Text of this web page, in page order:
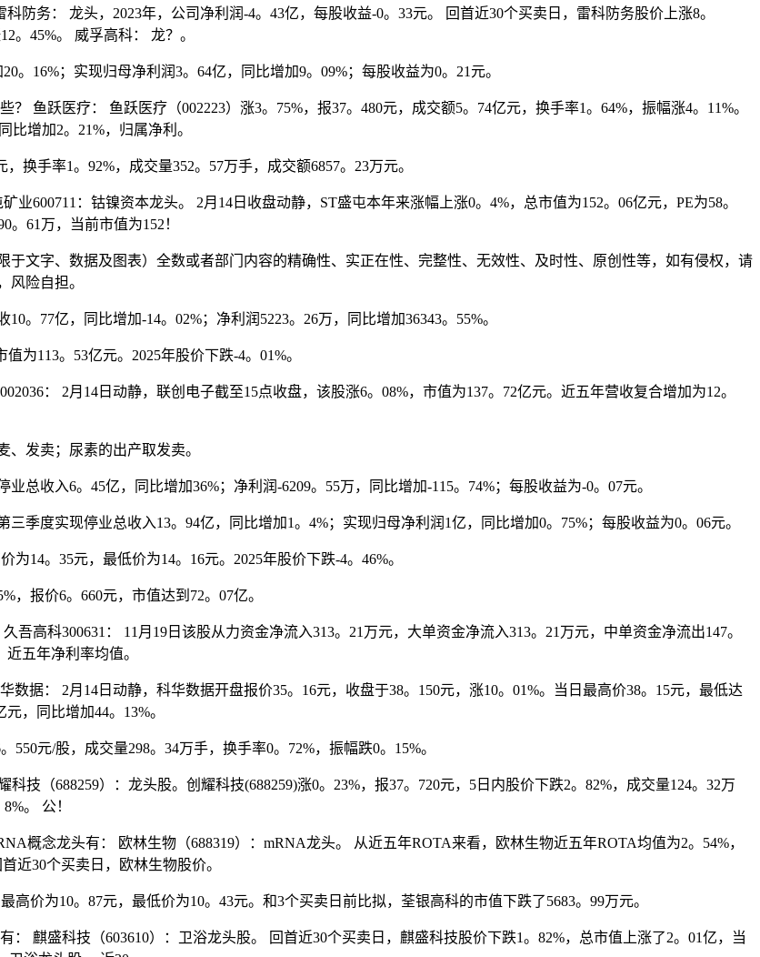
务： 龙头，2023年，公司净利润-4。43亿，每股收益-0。33元。 回首近30个买卖日，雷科防务股价上涨8。
。45%。 威孚高科： 龙？。
16%；实现归母净利润3。64亿，同比增加9。09%；每股收益为0。21元。
跃医疗： 鱼跃医疗（002223）涨3。75%，报37。480元，成交额5。74亿元，换手率1。64%，振幅涨4。11%。
比增加2。21%，归属净利。
手率1。92%，成交量352。57万手，成交额6857。23万元。
：钴镍资本龙头。 2月14日收盘动静，ST盛屯本年来涨幅上涨0。4%，总市值为152。06亿元，PE为58。
61万，当前市值为152！
字、数据及图表）全数或者部门内容的精确性、实正在性、完整性、无效性、及时性、原创性等，如有侵权，请
风险自担。
77亿，同比增加-14。02%；净利润5223。26万，同比增加36343。55%。
113。53亿元。2025年股价下跌-4。01%。
： 2月14日动静，联创电子截至15点收盘，该股涨6。08%，市值为137。72亿元。近五年营收复合增加为12。
发卖；尿素的出产取发卖。
收入6。45亿，同比增加36%；净利润-6209。55万，同比增加-115。74%；每股收益为-0。07元。
度实现停业总收入13。94亿，同比增加1。4%；实现归母净利润1亿，同比增加0。75%；每股收益为0。06元。
。35元，最低价为14。16元。2025年股价下跌-4。46%。
报价6。660元，市值达到72。07亿。
科300631： 11月19日该股从力资金净流入313。21万元，大单资金净流入313。21万元，中单资金净流出147。
五年净利率均值。
： 2月14日动静，科华数据开盘报价35。16元，收盘于38。150元，涨10。01%。当日最高价38。15元，最低达
，同比增加44。13%。
元/股，成交量298。34万手，换手率0。72%，振幅跌0。15%。
（688259）：龙头股。创耀科技(688259)涨0。23%，报37。720元，5日内股价下跌2。82%，成交量124。32万
。 公！
念龙头有： 欧林生物（688319）：mRNA龙头。 从近五年ROTA来看，欧林生物近五年ROTA均值为2。54%，
近30个买卖日，欧林生物股价。
为10。87元，最低价为10。43元。和3个买卖日前比拟，荃银高科的市值下跌了5683。99万元。
麒盛科技（603610）：卫浴龙头股。 回首近30个买卖日，麒盛科技股价下跌1。82%，总市值上涨了2。01亿，当